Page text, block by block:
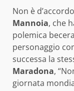
Non è
Mannoia, che
polemica
personaggio
successa la
Maradona,
giornata